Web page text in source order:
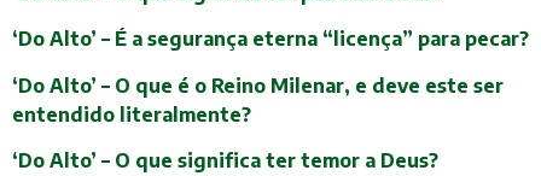
‘Do Alto’ – É a segurança eterna “licença” para pecar?
‘Do Alto’ – O que é o Reino Milenar, e deve este ser
entendido literalmente?
‘Do Alto’ – O que significa ter temor a Deus?